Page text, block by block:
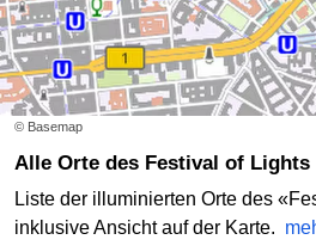
© Basemap
Alle Orte des Festival of Lights
Liste der illuminierten Orte des
inklusive Ansicht auf der Karte.